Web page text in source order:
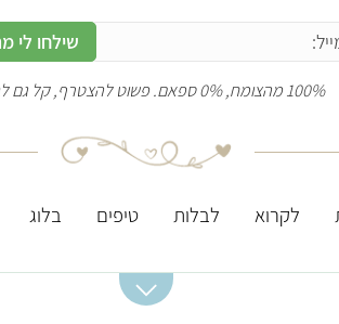
שילחו לי
100% מהצומח, 0% ספאם. פשוט להצטרף, קל גם לבטל.
לקרוא לבלות טיפים בלוג